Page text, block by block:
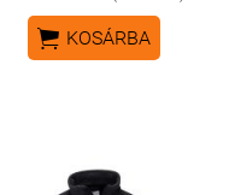
 KOSÁRBA